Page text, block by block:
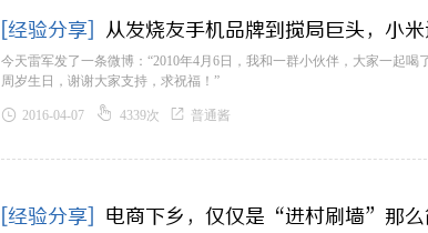
[经验分享] 从发烧友手机品牌到搅局巨头，小米
今天雷军发了一条微博：“2010年4月6日，我和一群小伙伴，大家一起
周岁生日，谢谢大家支持，求祝福！”
 2016-04-07  4339次  普通酱
[经验分享] 电商下乡，仅仅是“进村刷墙”那么